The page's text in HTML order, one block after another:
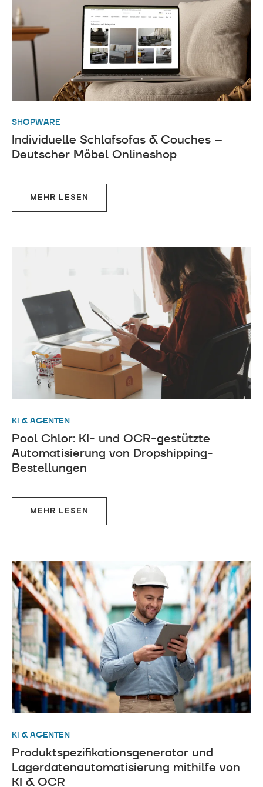
SHOPWARE
Individuelle Schlafsofas & Couches –
Deutscher Möbel Onlineshop
MEHR LESEN
KI & AGENTEN
Pool Chlor: KI- und OCR-gestützte
Automatisierung von Dropshipping-
Bestellungen
MEHR LESEN
KI & AGENTEN
Produktspezifikationsgenerator und
Lagerdatenautomatisierung mithilfe von
KI & OCR